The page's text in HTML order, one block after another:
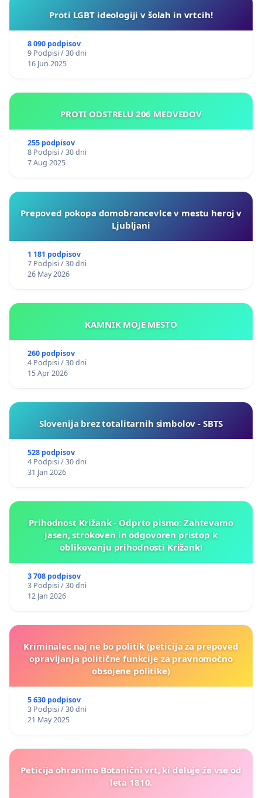
Proti LGBT ideologiji v šolah in vrtcih!
8 090 podpisov
9 Podpisi / 30 dni
16 Jun 2025
PROTI ODSTRELU 206 MEDVEDOV
255 podpisov
8 Podpisi / 30 dni
7 Aug 2025
Prepoved pokopa domobrancevlce v mestu heroj v
Ljubljani
1 181 podpisov
7 Podpisi / 30 dni
26 May 2026
KAMNIK MOJE MESTO
260 podpisov
4 Podpisi / 30 dni
15 Apr 2026
Slovenija brez totalitarnih simbolov - SBTS
528 podpisov
4 Podpisi / 30 dni
31 Jan 2026
Prihodnost Križank - Odprto pismo: Zahtevamo
jasen, strokoven in odgovoren pristop k
oblikovanju prihodnosti Križank!
3 708 podpisov
3 Podpisi / 30 dni
12 Jan 2026
Kriminalec naj ne bo politik (peticija za prepoved
opravljanja politične funkcije za pravnomočno
obsojene politike)
5 630 podpisov
3 Podpisi / 30 dni
21 May 2025
Peticija ohranimo Botanični vrt, ki deluje že vse od
leta 1810.